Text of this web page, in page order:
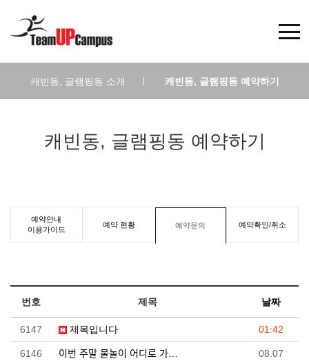
캐빈동, 글램핑동 소개 캐빈동, 글램핑동 예약하기
캐빈동, 글램핑동 예약하기
예약안내
이용가이드
예약 현황 예약문의 예약확인/취소
번호 제목 날짜
6147 제목입니다 01:42
6146 이번 주말 물놀이 어디로 가… 08.07